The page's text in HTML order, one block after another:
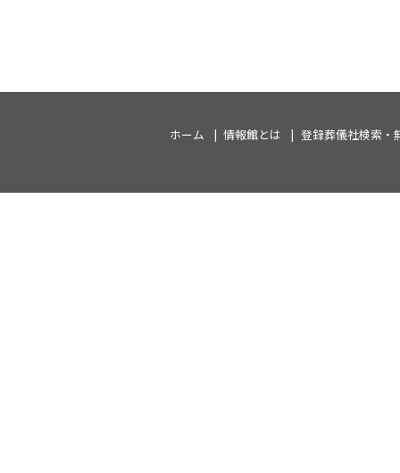
ホーム 情報館とは 登録葬儀社検索・